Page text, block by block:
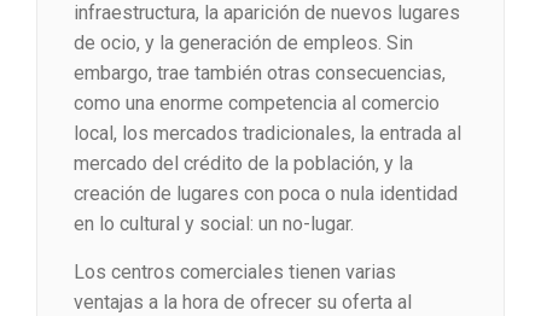
infraestructura, la aparición de nuevos lugares
de ocio, y la generación de empleos. Sin
embargo, trae también otras consecuencias,
como una enorme competencia al comercio
local, los mercados tradicionales, la entrada al
mercado del crédito de la población, y la
creación de lugares con poca o nula identidad
en lo cultural y social: un no-lugar.
Los centros comerciales tienen varias
ventajas a la hora de ofrecer su oferta al